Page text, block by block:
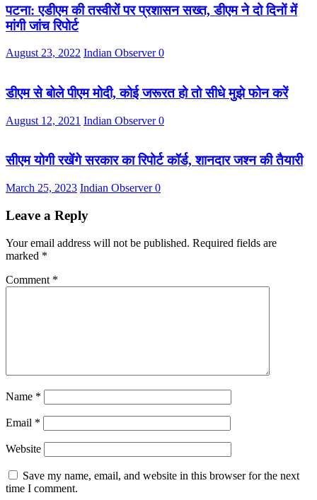
पटना: एडीएम की तस्‍वीरों पर प्रशासन सख्‍त, डीएम ने दो दिनों में
मांगी जांच रिपोर्ट
August 23, 2022 Indian Observer0
डीएम से बोले पीएम मोदी, कोई जरूरत हो तो सीधे मुझे फोन करें
August 12, 2021 Indian Observer0
सीएम योगी रखेंगे सरकार का रिपोर्ट कॉर्ड, शानदार जश्न की तैयारी
March 25, 2023 Indian Observer0
Leave a Reply
Your email address will not be published. Required fields are
marked *
Comment *
Name *
Email *
Website
Save my name, email, and website in this browser for the next
time I comment.